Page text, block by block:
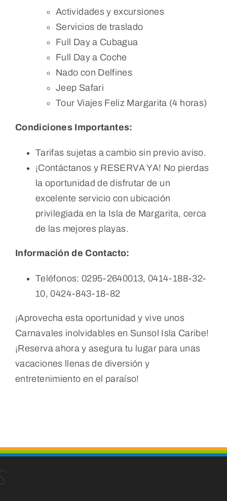
Actividades y excursiones
Servicios de traslado
Full Day a Cubagua
Full Day a Coche
Nado con Delfines
Jeep Safari
Tour Viajes Feliz Margarita (4 horas)
Condiciones Importantes:
Tarifas sujetas a cambio sin previo aviso.
¡Contáctanos y RESERVA YA! No pierdas
la oportunidad de disfrutar de un
excelente servicio con ubicación
privilegiada en la Isla de Margarita, cerca
de las mejores playas.
Información de Contacto:
Teléfonos: 0295-2640013, 0414-188-32-
10, 0424-843-18-82
¡Aprovecha esta oportunidad y vive unos
Carnavales inolvidables en Sunsol Isla Caribe!
¡Reserva ahora y asegura tu lugar para unas
vacaciones llenas de diversión y
entretenimiento en el paraíso!